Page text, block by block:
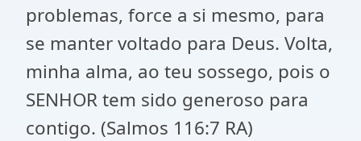
problemas, force a si mesmo, para
se manter voltado para Deus. Volta,
minha alma, ao teu sossego, pois o
SENHOR tem sido generoso para
contigo. (Salmos 116:7 RA)